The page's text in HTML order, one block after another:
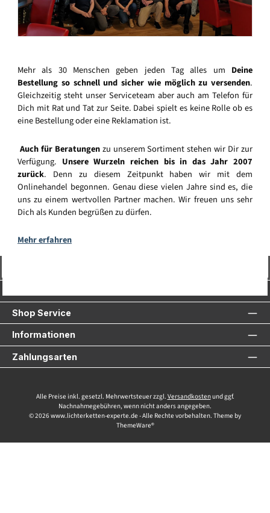
Mehr als 30 Menschen geben jeden Tag alles um Deine
Bestellung so schnell und sicher wie möglich zu versenden.
Gleichzeitig steht unser Serviceteam aber auch am Telefon für
Dich mit Rat und Tat zur Seite. Dabei spielt es keine Rolle ob es
eine Bestellung oder eine Reklamation ist.
Auch für Beratungenzu unserem Sortiment stehen wir Dir zur
Verfügung. Unsere Wurzeln reichen bis in das Jahr 2007
zurück. Denn zu diesem Zeitpunkt haben wir mit dem
Onlinehandel begonnen. Genau diese vielen Jahre sind es, die
uns zu einem wertvollen Partner machen. Wir freuen uns sehr
Dich als Kunden begrüßen zu dürfen.
Mehr erfahren
Shop Service
Informationen
Zahlungsarten
Alle Preise inkl. gesetzl. Mehrwertsteuer zzgl. Versandkostenund ggf.
Nachnahmegebühren, wenn nicht anders angegeben.
© 2026 www.lichterketten-experte.de - Alle Rechte vorbehalten. Theme by
ThemeWare®